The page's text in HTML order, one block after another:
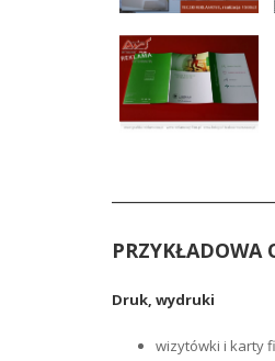
PRZYKŁADOWA
Druk, wydruki
wizytówki i karty